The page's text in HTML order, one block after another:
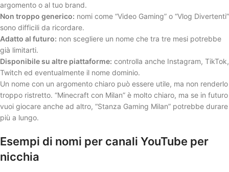
argomento o al tuo brand.
Non troppo generico: nomi come “Video Gaming” o “Vlog Divertenti”
sono difficili da ricordare.
Adatto al futuro: non scegliere un nome che tra tre mesi potrebbe
già limitarti.
Disponibile su altre piattaforme: controlla anche Instagram, TikTok,
Twitch ed eventualmente il nome dominio.
Un nome con un argomento chiaro può essere utile, ma non renderlo
troppo ristretto. “Minecraft con Milan” è molto chiaro, ma se in futuro
vuoi giocare anche ad altro, “Stanza Gaming Milan” potrebbe durare
più a lungo.
Esempi di nomi per canali YouTube per
nicchia